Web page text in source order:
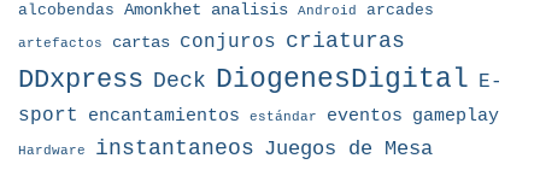
alcobendas Amonkhet analisis Android arcades
artefactos cartas conjuros criaturas
DDxpress Deck DiogenesDigital E-
sport
encantamientos estándar eventos gameplay
Hardware instantaneos Juegos de Mesa